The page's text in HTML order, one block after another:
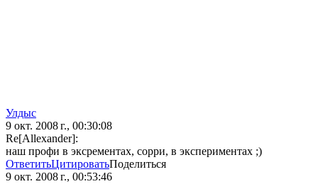
Улдыс
9 окт. 2008 г., 00:30:08
Re[Allexander]:
наш профи в эксрементах, сорри, в экспериментах ;)
ОтветитьЦитироватьПоделиться
9 окт. 2008 г., 00:53:46